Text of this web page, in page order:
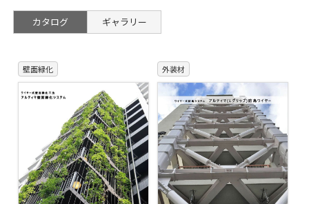
カタログ ギャラリー
壁面緑化 外装材